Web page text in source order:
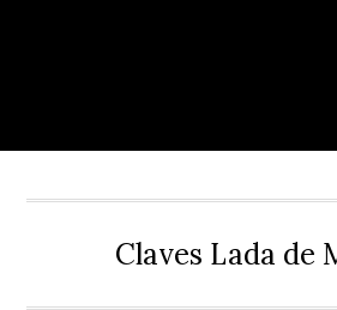
Claves Lada de